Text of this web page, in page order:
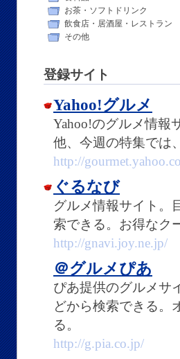
お茶・ソフトドリンク
飲食店・居酒屋・レストラン
その他
登録サイト
Yahoo!グルメ
Yahoo!のグルメ情報
他、今週の特集では
http://
ぐるなび
グルメ情報サイト。
索できる。お得なク
http://gnavi.joy.ne.jp/
＠グルメぴあ
ぴあ提供のグルメサ
どから検索できる。
る。
http://g.pia.co.jp/